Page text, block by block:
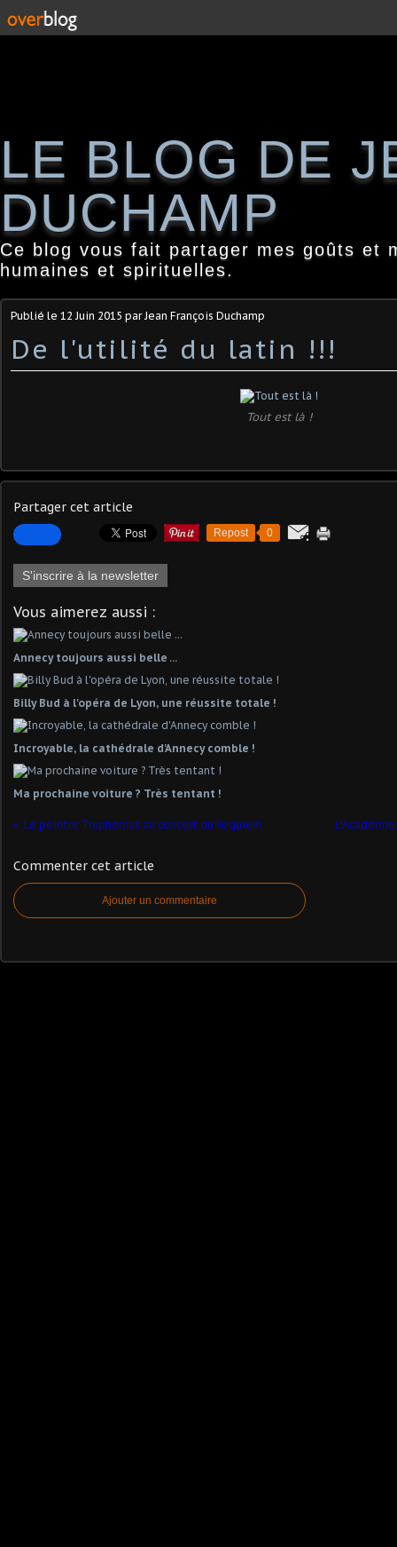
LE BLOG DE
DUCHAMP
Ce blog vous fait partager mes goûts et
humaines et spirituelles.
Publié le 12 Juin 2015 par Jean François Duchamp
De l'utilité du latin !!!
Tout est là !
Partager cet article
Repost 0
S'inscrire à la newsletter
Vous aimerez aussi :
Annecy toujours aussi belle ...
Billy Bud à l'opéra de Lyon, une réussite totale !
Incroyable, la cathédrale d'Annecy comble !
Ma prochaine voiture ? Très tentant !
Le peintre Truphémus au concert du Requiem
Commenter cet article
Ajouter un commentaire